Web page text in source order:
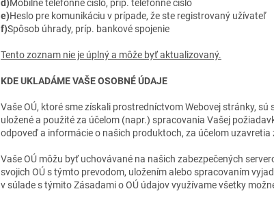
d)Mobilné telefónne číslo, príp. telefónne číslo
e)Heslo pre komunikáciu v prípade, že ste registrovaný užívateľ
f)Spôsob úhrady, príp. bankové spojenie
Tento zoznam nie je úplný a môže byť aktualizovaný.
KDE UKLADÁME VAŠE OSOBNÉ ÚDAJE
Vaše OÚ, ktoré sme získali prostredníctvom Webovej stránky,
uložené a použité za účelom (napr.) spracovania Vašej
odpoveď a informácie o našich produktoch, za účelom
Vaše OÚ môžu byť uchovávané na našich zabezpečených
svojich OÚ s týmto prevodom, uložením alebo spracovaním
v súlade s týmito Zásadami o OÚ údajov využívame všetky